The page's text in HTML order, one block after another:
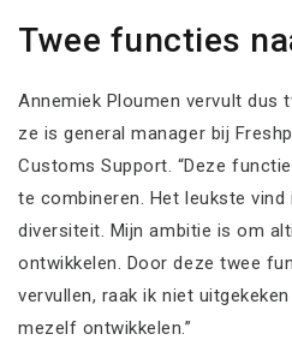
Twee functies
Annemiek Ploumen vervult dus
ze is general manager bij
Customs Support. “Deze
te combineren. Het leukste
diversiteit. Mijn ambitie is om
ontwikkelen. Door deze twee
vervullen, raak ik niet
mezelf ontwikkelen.”